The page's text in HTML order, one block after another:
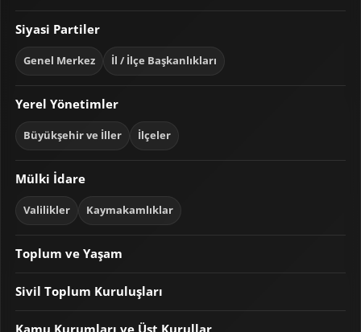
Siyasi Partiler
Genel Merkez İl / İlçe Başkanlıkları
Yerel Yönetimler
Büyükşehir ve İller İlçeler
Mülki İdare
Valilikler Kaymakamlıklar
Toplum ve Yaşam
Sivil Toplum Kuruluşları
Kamu Kurumları ve Üst Kurullar